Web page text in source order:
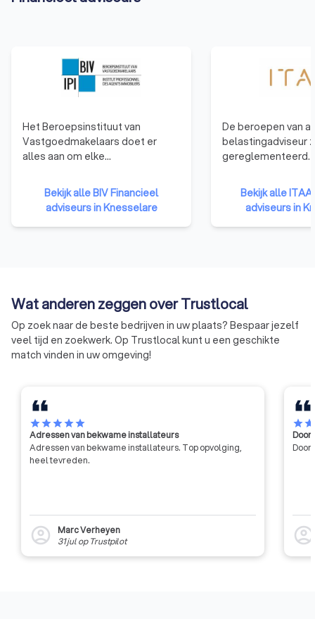
Het Beroepsinstituut van
Vastgoedmakelaars doet er
alles aan om elke
professioneel en correct
mogelijk te laten verlopen.
Iedereen die als zelfstandige
vastgoedactiviteiten stelt, moet
Beroepsinstituut, wat betekent
dat hij of zij zich strikt moet
houden aan de deontologische
code, de Plichtenleer van de
vastgoedmakelaar.
Bekijk alle BIV Financieel
adviseurs in Knesselare
De beroepen van
belastingadviseur
gereglementeerd.
uitoefenen, moet
ingeschreven in
register. Het ITAA
register ziet toe
vaardigt normen en
aanbevelingen uit
op de correcte
Bekijk alle
adviseurs in
Wat anderen zeggen over Trustlocal
Op zoek naar de beste bedrijven in uw plaats? Bespaar jezelf
veel tijd en zoekwerk. Op Trustlocal kunt u een geschikte
match vinden in uw omgeving!
starstarstarstarstar
Adressen van bekwame installateurs
Adressen van bekwame installateurs. Top opvolging,
heel tevreden.
account_circle
Marc Verheyen
31 julop Trustpilot
starstar
Door
Door
account_circle